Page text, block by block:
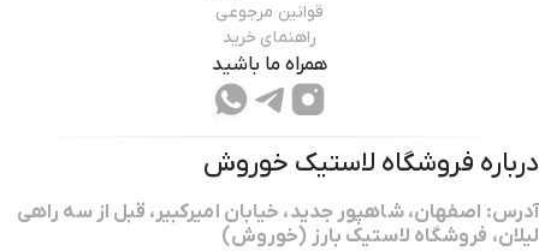
تریل – هاوال H6 – لکسوس NX300H- هوندا CRV- جیلی X7
قوانین مرجوعی
راهنمای خرید
همراه ما باشید
درباره فروشگاه لاستیک خوروش
آدرس: اصفهان، شاهپور جدید، خیابان امیرکبیر، قبل از سه راهی
لیلان، فروشگاه لاستیک بارز (خوروش)